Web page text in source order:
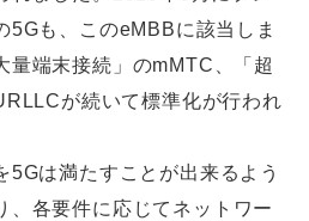
5Gも、このeMBBに該当しま
量端末接続」のmMTC、「超
が続いて標準化が行われ
5Gは満たすことが出来るよう
、各要件に応じてネットワー